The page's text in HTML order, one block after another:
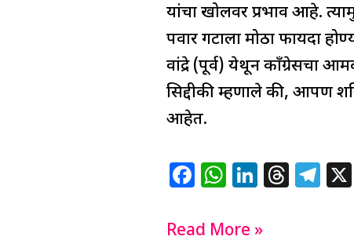
यांचा खोलवर प्रभाव आहे.
पवार गटाला मोठा फायदा
वांद्रे (पूर्व) येथून काँग्रेसचा
सिद्दीकी म्हणाले की, आपण
आहेत.
F
c
W
at
Li
k
T T
Read More »